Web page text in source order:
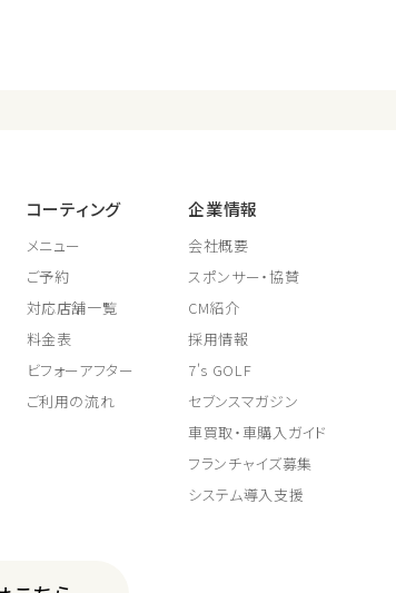
コーティング
メニュー
ご予約
対応店舗一覧
料金表
ビフォーアフター
ご利用の流れ
企業情報
会社概要
スポンサー・協賛
CM紹介
採用情報
7's GOLF
セブンスマガジン
車買取・車購入ガイド
フランチャイズ募集
システム導入支援